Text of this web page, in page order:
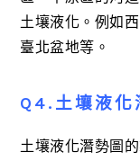
土壤液化。例如
臺北盆地等。
Q4.土壤液化
土壤液化潛勢圖